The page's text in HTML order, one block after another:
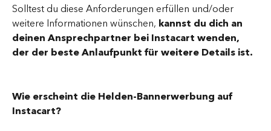
Solltest du diese Anforderungen erfüllen und/oder
weitere Informationen wünschen, kannst du dich an
deinen Ansprechpartner bei Instacart wenden,
der der beste Anlaufpunkt für weitere Details ist.
Wie erscheint die Helden-Bannerwerbung auf
Instacart?